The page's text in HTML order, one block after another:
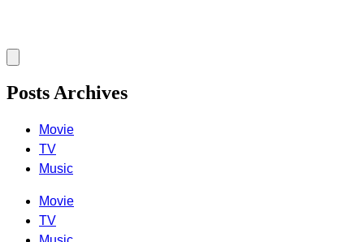
Posts Archives
Movie
TV
Music
Movie
TV